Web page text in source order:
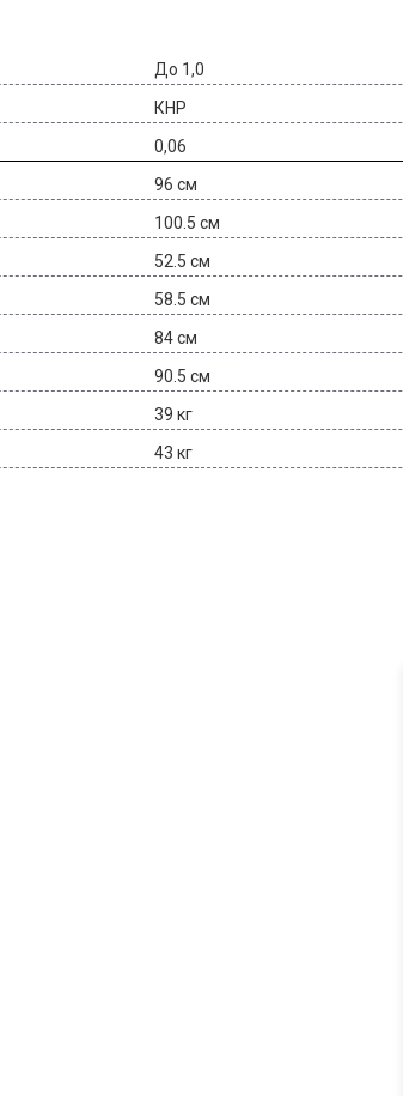
До 1,0
КНР
0,06
96 см
100.5 см
52.5 см
58.5 см
84 см
90.5 см
39 кг
43 кг